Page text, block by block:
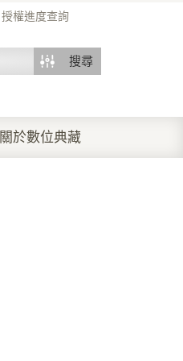
授權進度查詢
搜尋
關於數位典藏